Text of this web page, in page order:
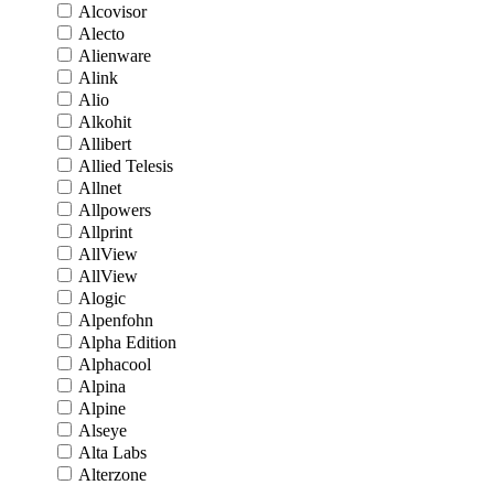
Alcovisor
Alecto
Alienware
Alink
Alio
Alkohit
Allibert
Allied Telesis
Allnet
Allpowers
Allprint
AllView
AllView
Alogic
Alpenfohn
Alpha Edition
Alphacool
Alpina
Alpine
Alseye
Alta Labs
Alterzone